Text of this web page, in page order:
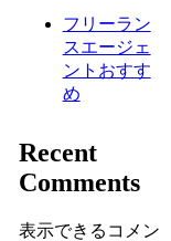
フリーラン
スエージェ
ントおすす
め
Recent
Comments
表示できるコメン